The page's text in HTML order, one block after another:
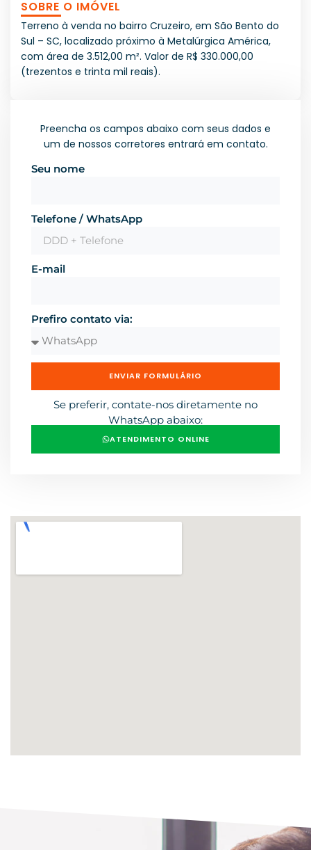
SOBRE O IMÓVEL
Terreno à venda no bairro Cruzeiro, em São Bento do
Sul – SC, localizado próximo à Metalúrgica América,
com área de 3.512,00 m². Valor de R$ 330.000,00
(trezentos e trinta mil reais).
Preencha os campos abaixo com seus dados e
um de nossos corretores entrará em contato.
Seu nome
Telefone / WhatsApp
E-mail
Prefiro contato via:
ENVIAR FORMULÁRIO
Se preferir, contate-nos diretamente no
WhatsApp abaixo:
ATENDIMENTO ONLINE